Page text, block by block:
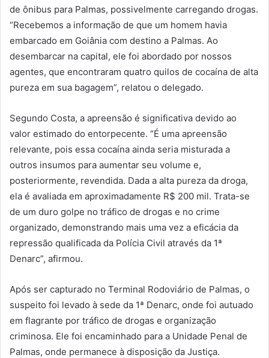
de ônibus para Palmas, possivelmente carregando drogas.
“Recebemos a informação de que um homem havia
embarcado em Goiânia com destino a Palmas. Ao
desembarcar na capital, ele foi abordado por nossos
agentes, que encontraram quatro quilos de cocaína de alta
pureza em sua bagagem”, relatou o delegado.
Segundo Costa, a apreensão é significativa devido ao
valor estimado do entorpecente. “É uma apreensão
relevante, pois essa cocaína ainda seria misturada a
outros insumos para aumentar seu volume e,
posteriormente, revendida. Dada a alta pureza da droga,
ela é avaliada em aproximadamente R$ 200 mil. Trata-se
de um duro golpe no tráfico de drogas e no crime
organizado, demonstrando mais uma vez a eficácia da
repressão qualificada da Polícia Civil através da 1ª
Denarc”, afirmou.
Após ser capturado no Terminal Rodoviário de Palmas, o
suspeito foi levado à sede da 1ª Denarc, onde foi autuado
em flagrante por tráfico de drogas e organização
criminosa. Ele foi encaminhado para a Unidade Penal de
Palmas, onde permanece à disposição da Justiça.